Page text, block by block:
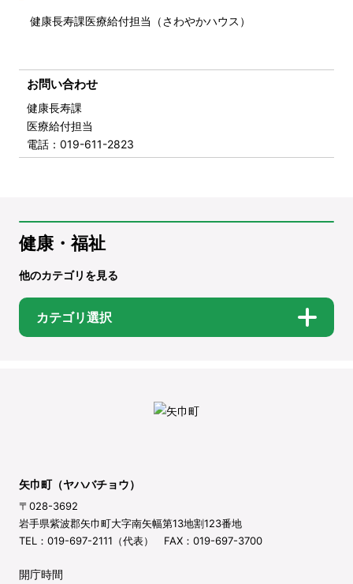
健康長寿課医療給付担当（さわやかハウス）
お問い合わせ
健康長寿課
医療給付担当
電話 ：019-611-2823
健康・福祉
他のカテゴリを見る
カテゴリ選択
矢巾町（ヤハバチョウ）
〒028-3692
岩手県紫波郡矢巾町大字南矢幅第13地割123番地
TEL：019-697-2111（代表） FAX：019-697-3700
開庁時間